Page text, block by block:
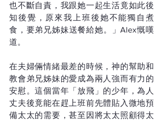
也不斷自責，我跟她一起生活竟如此後
知後覺，原來我上班後她不能獨自煮
食，要弟兄姊妹送餐給她。」Alex慨嘆
道。
在夫婦倆情緒最差的時候，神的幫助和
教會弟兄姊妹的愛成為兩人強而有力的
安慰。這個當年「放飛」的少年，為人
丈夫後竟能在趕上班前先體貼入微地預
備太太的需要，甚至因將太太照顧得太